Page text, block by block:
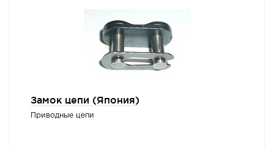
Замок цепи (Япония)
Приводные цепи